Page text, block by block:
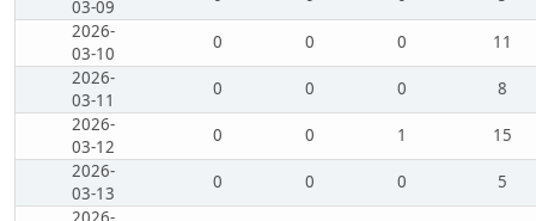
03-09
2026-
03-10
0 0 0
11
2026-
03-11
0 0 0
8
2026-
03-12
0 0 1
15
2026-
03-13
0 0 0
5